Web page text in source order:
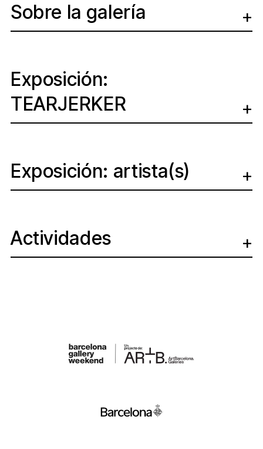
Sobre la galería
Exposición:
TEARJERKER
Exposición: artista(s)
Actividades